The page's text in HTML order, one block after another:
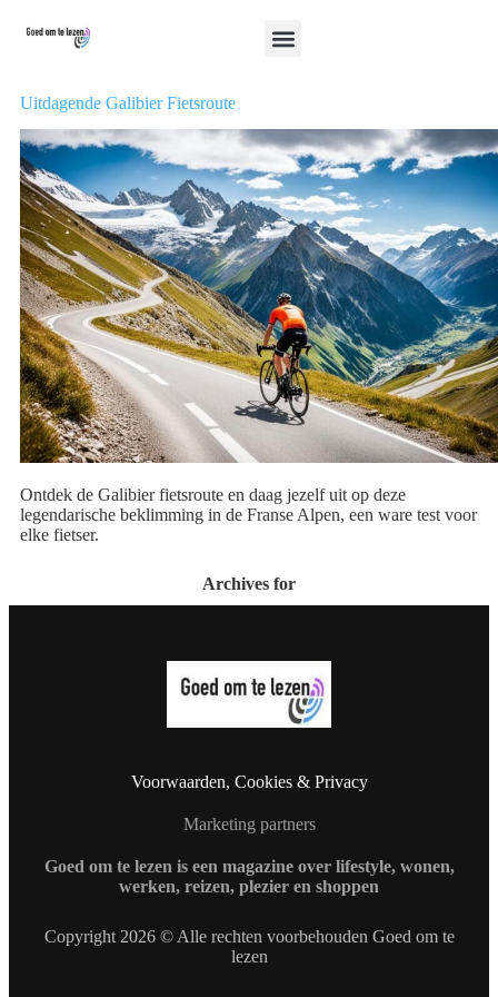
Uitdagende Galibier Fietsroute
Ontdek de Galibier fietsroute en daag jezelf uit op deze
legendarische beklimming in de Franse Alpen, een ware test voor
elke fietser.
Archives for
Voorwaarden, Cookies & Privacy
Marketing partners
Goed om te lezen is een magazine over lifestyle, wonen,
werken, reizen, plezier en shoppen
Copyright 2026 © Alle rechten voorbehouden Goed om te
lezen